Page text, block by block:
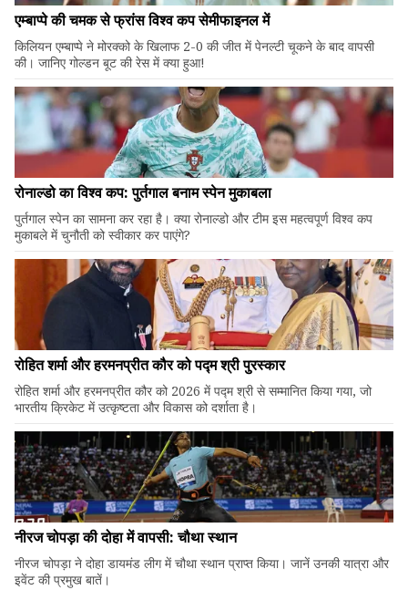
एम्बाप्पे की चमक से फ्रांस विश्व कप सेमीफाइनल में
किलियन एम्बाप्पे ने मोरक्को के खिलाफ 2-0 की जीत में पेनल्टी चूकने के बाद वापसी
की। जानिए गोल्डन बूट की रेस में क्या हुआ!
रोनाल्डो का विश्व कप: पुर्तगाल बनाम स्पेन मुकाबला
पुर्तगाल स्पेन का सामना कर रहा है। क्या रोनाल्डो और टीम इस महत्वपूर्ण विश्व कप
मुकाबले में चुनौती को स्वीकार कर पाएंगे?
रोहित शर्मा और हरमनप्रीत कौर को पद्म श्री पुरस्कार
रोहित शर्मा और हरमनप्रीत कौर को 2026 में पद्म श्री से सम्मानित किया गया, जो
भारतीय क्रिकेट में उत्कृष्टता और विकास को दर्शाता है।
नीरज चोपड़ा की दोहा में वापसी: चौथा स्थान
नीरज चोपड़ा ने दोहा डायमंड लीग में चौथा स्थान प्राप्त किया। जानें उनकी यात्रा और
इवेंट की प्रमुख बातें।